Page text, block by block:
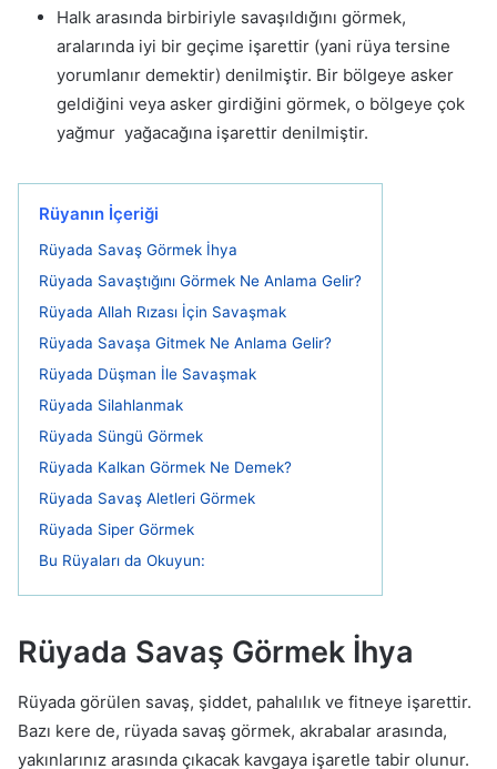
Halk arasında birbiriyle savaşıldığını görmek,
aralarında iyi bir geçime işarettir (yani rüya tersine
yorumlanır demektir) denilmiştir. Bir bölgeye asker
geldiğini veya asker girdiğini görmek, o bölgeye çok
yağmur yağacağına işarettir denilmiştir.
Rüyanın İçeriği
Rüyada Savaş Görmek İhya
Rüyada Savaştığını Görmek Ne Anlama Gelir?
Rüyada Allah Rızası İçin Savaşmak
Rüyada Savaşa Gitmek Ne Anlama Gelir?
Rüyada Düşman İle Savaşmak
Rüyada Silahlanmak
Rüyada Süngü Görmek
Rüyada Kalkan Görmek Ne Demek?
Rüyada Savaş Aletleri Görmek
Rüyada Siper Görmek
Bu Rüyaları da Okuyun:
Rüyada Savaş Görmek İhya
Rüyada görülen savaş, şiddet, pahalılık ve fitneye işarettir.
Bazı kere de, rüyada savaş görmek, akrabalar arasında,
yakınlarınız arasında çıkacak kavgaya işaretle tabir olunur.